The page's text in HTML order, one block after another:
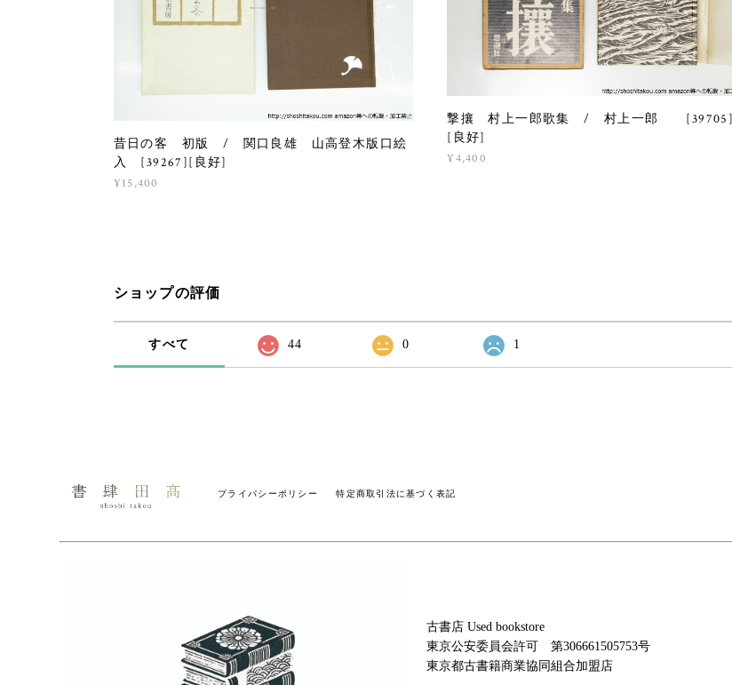
昔日の客 初版 / 関口良雄 山高登木版口絵
入 [39267][良好]
¥15,400
撃攘 村上一郎歌集 / 村上一郎 [39705]
[良好]
¥4,400
ショップの評価
すべて 44 0 1
プライバシーポリシー 特定商取引法に基づく表記
古書店 Used bookstore
東京公安委員会許可 第306661505753号
東京都古書籍商業協同組合加盟店